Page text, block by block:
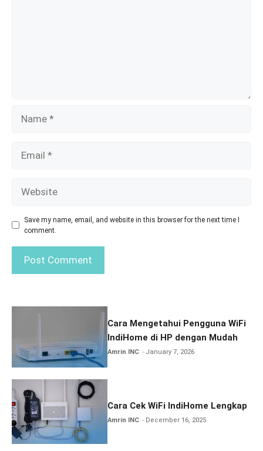
Save my name, email, and website in this browser for the next time I
comment.
Cara Mengetahui Pengguna WiFi
IndiHome di HP dengan Mudah
Amrin INC January 7, 2026
Cara Cek WiFi IndiHome Lengkap
Amrin INC December 16, 2025